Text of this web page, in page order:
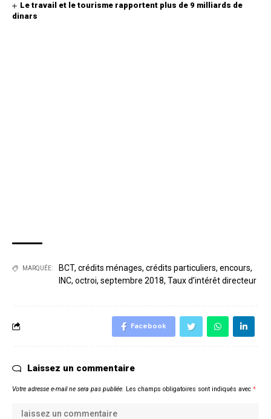
Le travail et le tourisme rapportent plus de 9 milliards de
dinars
MARQUÉE: BCT, crédits ménages, crédits particuliers, encours,
INC, octroi, septembre 2018, Taux d’intérêt directeur
Facebook
Laissez un commentaire
Votre adresse e-mail ne sera pas publiée. Les champs obligatoires sont indiqués avec *